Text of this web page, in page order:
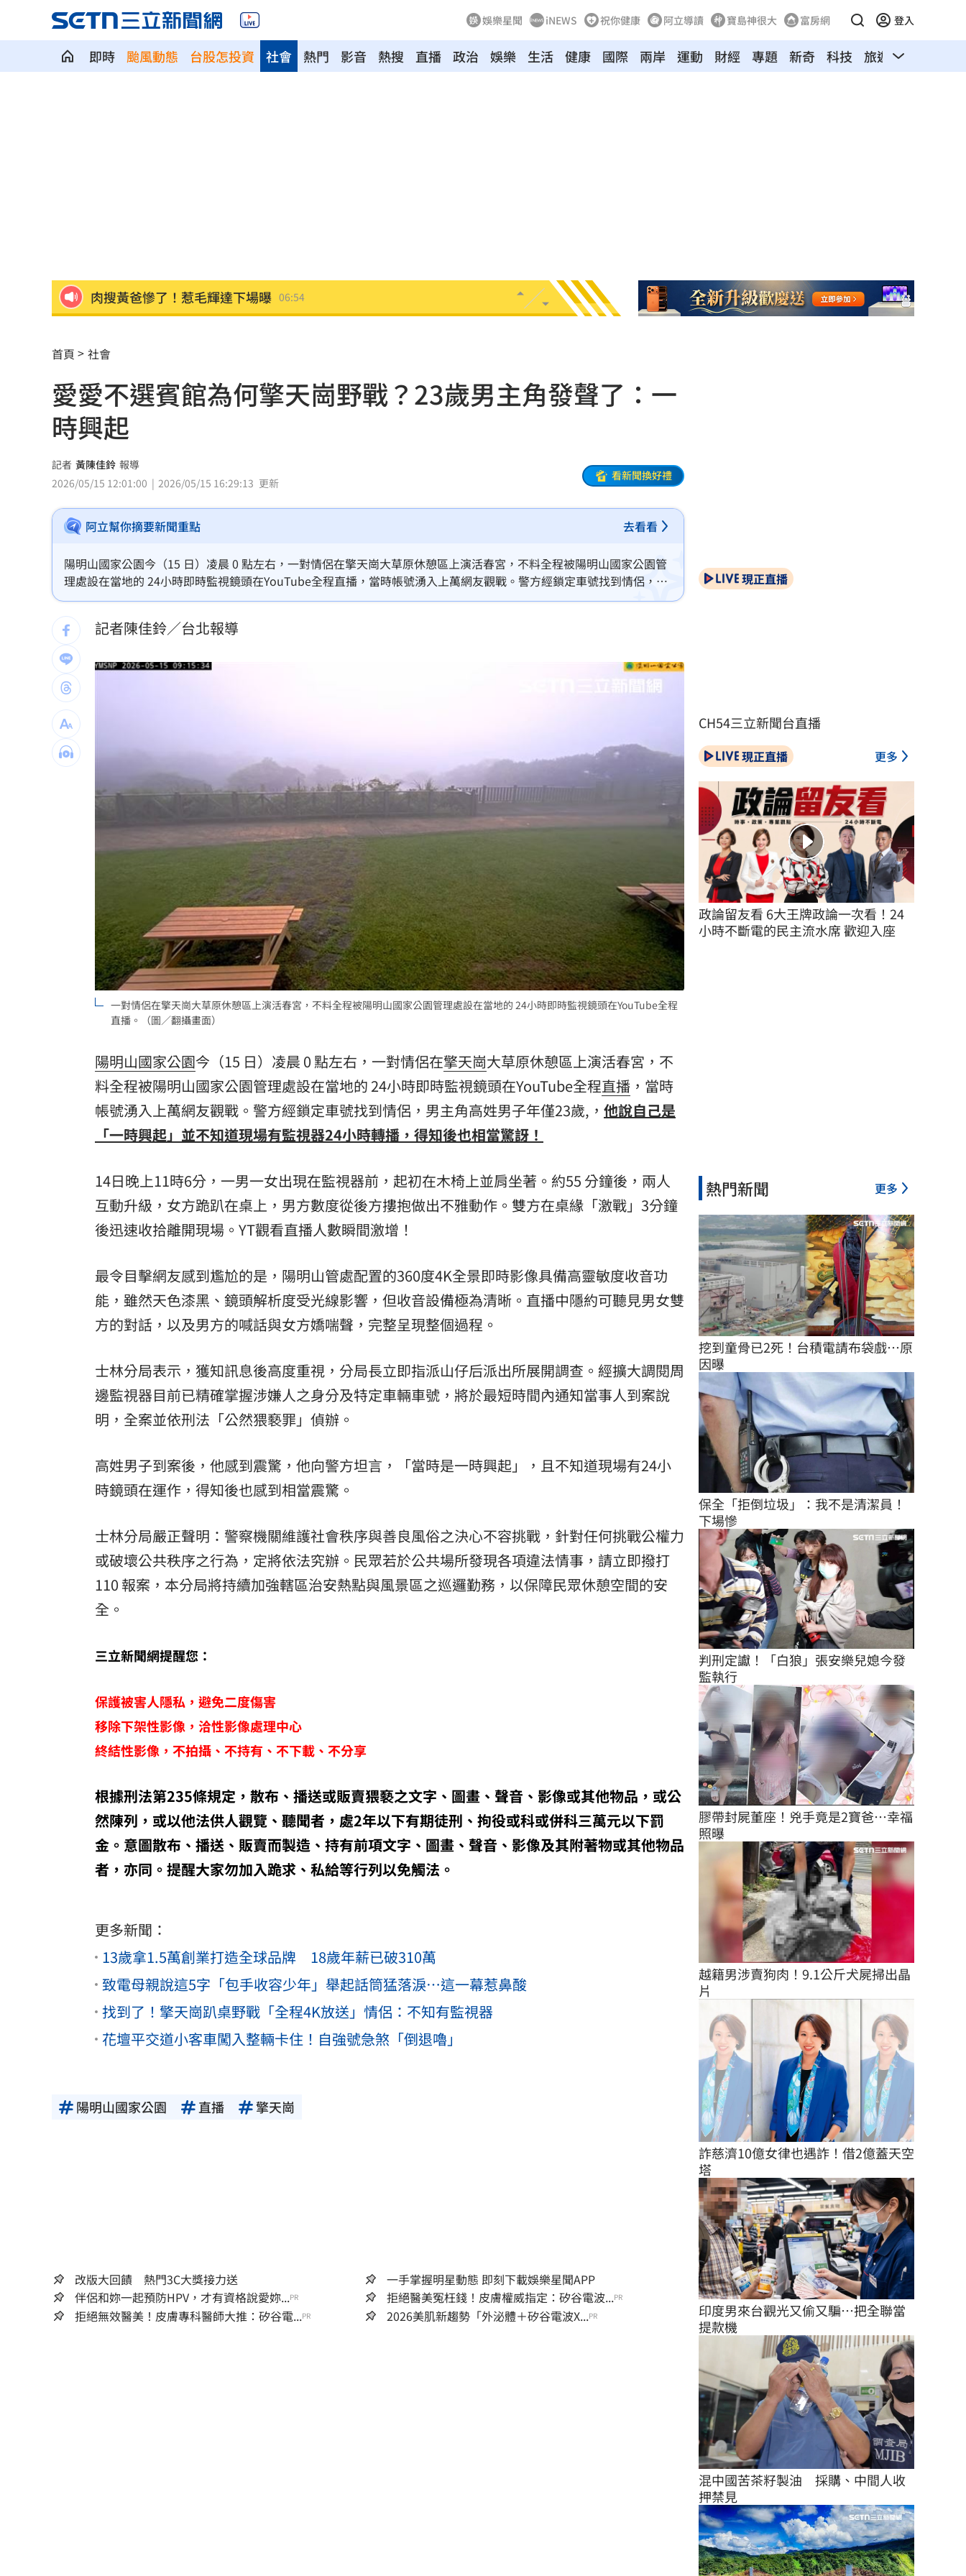
娛樂星聞 iNEWS 祝你健康 阿立導讀 寶島神很大 富房網 登入
即時 颱風動態 台股怎投資 熱門 影音 熱搜 直播 政治
社會 娛樂 生活 健康 國際 兩岸 運動 財經 專題 新奇 科技 旅遊 汽車
肉搜黃爸慘了！惹毛輝達下場曝 06:54
王凱靈堂照惹淚 竟是「送媽媽的禮物」
新／國道事故！車卡匝道…駕駛受困、昏迷 06:39
7縣市大雨特報開轟 白海豚減慢、雨炸3天
國道傳嚴重事故！2車碰撞「撇頭」3人送醫
盤前／台指夜盤彈285點 台股拚延續反彈
美股多收黑！道瓊跌464點 費半小漲39點
今迎立秋！「5星座、5生肖」財運旺到爆 06:10
網紅肥大叔猝逝！網淚：一直覺得怪
白海豚最快今發海警！專家曝停班停課機率
詐慈濟10.6億住豪宅 女律師豪奢生活曝光
台灣彩券開獎直播中 20:31
LIVE三立+24小時直播 15:27
三立iNEWS新聞台線上直播 18:00
理想混蛋號召粉絲跨海追星吃美食！ 18:15
首頁 社會
愛愛不選賓館為何擎天崗野戰？23歲男主角發聲了：一
時興起
記者 黃陳佳鈴 報導
2026/05/15 12:01:00
2026/05/15 16:29:13 更新
看新聞換好禮
阿立幫你摘要新聞重點 去看看
陽明山國家公園今（15 日）凌晨 0 點左右，一對情侶在擎天崗大草原休憩區上演活春宮，不料全程被陽明山國家公園管
理處設在當地的 24小時即時監視鏡頭在YouTube全程直播，當時帳號湧入上萬網友觀戰。警方經鎖定車號找到情侶，男
主角高姓男子年僅23歲,，他說自己是「一時興起」並不知道現場有監視器24小時轉播，得知後也相當驚訝！
記者陳佳鈴／台北報導
一對情侶在擎天崗大草原休憩區上演活春宮，不料全程被陽明山國家公園管理處設在當地的 24小時即時監視鏡頭在YouTube全程
直播。（圖／翻攝畫面）
陽明山國家公園今（15 日）凌晨 0 點左右，一對情侶在擎天崗大草原休憩區上演活春宮，不
料全程被陽明山國家公園管理處設在當地的 24小時即時監視鏡頭在YouTube全程直播 ，當時
帳號湧入上萬網友觀戰。警方經鎖定車號找到情侶，男主角高姓男子年僅23歲,， 他說自己是
「一時興起」並不知道現場有監視器24小時轉播，得知後也相當驚訝！
14日晚上11時6分，一男一女出現在監視器前，起初在木椅上並肩坐著。約55 分鐘後，兩人
互動升級，女方跪趴在桌上，男方數度從後方摟抱做出不雅動作。雙方在桌緣「激戰」3分鐘
後迅速收拾離開現場。YT觀看直播人數瞬間激增！
最令目擊網友感到尷尬的是，陽明山管處配置的360度4K全景即時影像具備高靈敏度收音功
能，雖然天色漆黑、鏡頭解析度受光線影響，但收音設備極為清晰。直播中隱約可聽見男女雙
方的對話，以及男方的喊話與女方嬌喘聲，完整呈現整個過程。
士林分局表示，獲知訊息後高度重視，分局長立即指派山仔后派出所展開調查。經擴大調閱周
邊監視器目前已精確掌握涉嫌人之身分及特定車輛車號，將於最短時間內通知當事人到案說
明，全案並依刑法「公然猥褻罪」偵辦。
高姓男子到案後，他感到震驚，他向警方坦言，「當時是一時興起」，且不知道現場有24小
時鏡頭在運作，得知後也感到相當震驚。
士林分局嚴正聲明：警察機關維護社會秩序與善良風俗之決心不容挑戰，針對任何挑戰公權力
或破壞公共秩序之行為，定將依法究辦。民眾若於公共場所發現各項違法情事，請立即撥打
110 報案，本分局將持續加強轄區治安熱點與風景區之巡邏勤務，以保障民眾休憩空間的安
全。
三立新聞網提醒您：
保護被害人隱私，避免二度傷害
移除下架性影像，洽性影像處理中心
終結性影像，不拍攝、不持有、不下載、不分享
根據刑法第235條規定，散布、播送或販賣猥褻之文字、圖畫、聲音、影像或其他物品，或公
然陳列，或以他法供人觀覽、聽聞者，處2年以下有期徒刑、拘役或科或併科三萬元以下罰
金。意圖散布、播送、販賣而製造、持有前項文字、圖畫、聲音、影像及其附著物或其他物品
者，亦同。提醒大家勿加入跪求、私給等行列以免觸法。
更多新聞：
13歲拿1.5萬創業打造全球品牌 18歲年薪已破310萬
致電母親說這5字「包手收容少年」舉起話筒猛落淚…這一幕惹鼻酸
找到了！擎天崗趴桌野戰「全程4K放送」情侶：不知有監視器
花壇平交道小客車闖入整輛卡住！自強號急煞「倒退嚕」
陽明山國家公園 直播 擎天崗
改版大回饋 熱門3C大獎接力送
一手掌握明星動態 即刻下載娛樂星聞APP
伴侶和妳一起預防HPV，才有資格說愛妳...PR 拒絕醫美冤枉錢！皮膚權威指定：矽谷電波...PR
拒絕無效醫美！皮膚專科醫師大推：矽谷電...PR 2026美肌新趨勢「外泌體＋矽谷電波X...PR
現正直播
CH54三立新聞台直播
現正直播 更多
政論留友看 6大王牌政論一次看！24
小時不斷電的民主流水席 歡迎入座
熱門新聞 更多
挖到童骨已2死！台積電請布袋戲…原
因曝
保全「拒倒垃圾」：我不是清潔員！
下場慘
判刑定讞！「白狼」張安樂兒媳今發
監執行
膠帶封屍董座！兇手竟是2寶爸…幸福
照曝
越籍男涉賣狗肉！9.1公斤犬屍掃出晶
片
詐慈濟10億女律也遇詐！借2億蓋天空
塔
印度男來台觀光又偷又騙…把全聯當
提款機
混中國苦茶籽製油　採購、中間人收
押禁見